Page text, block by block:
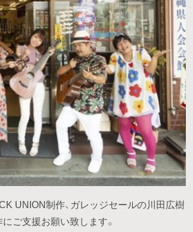
UNION制作、ガレッジセールの川田広樹
ご支援お願い致します。